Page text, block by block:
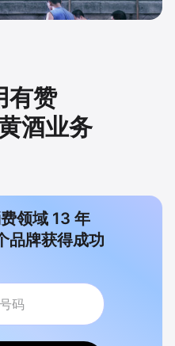
有赞
酒业务
领域 13 年
品牌获得成功